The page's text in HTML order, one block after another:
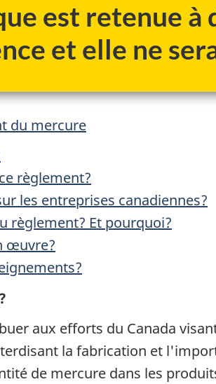
est retenue à
et elle ne
du mercure
règlement?
les entreprises canadiennes?
règlement? Et pourquoi?
œuvre?
aux efforts du Canada
la fabrication et
de mercure dans les